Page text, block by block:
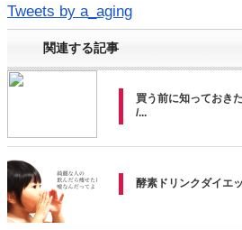
Tweets by a_aging
関連する記事
買う前に知っておき
/...
酵素ドリンクダイエ